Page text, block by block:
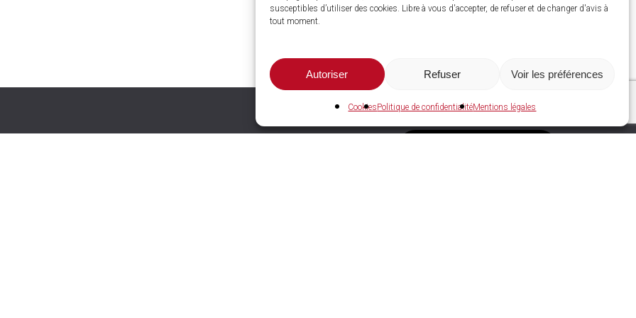
susceptibles d’utiliser des cookies. Libre à vous d'accepter, de refuser et de changer d'avis à
tout moment.
Autoriser Refuser Voir les préférences
CookiesPolitique de confidentialitéMentions légales